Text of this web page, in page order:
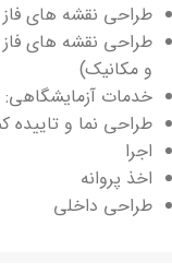
طراحی نقشه های فاز ۱
و مکانیک)
خدمات
طراحی نما و تاییده
اجرا
اخذ پروانه
طراحی داخلی